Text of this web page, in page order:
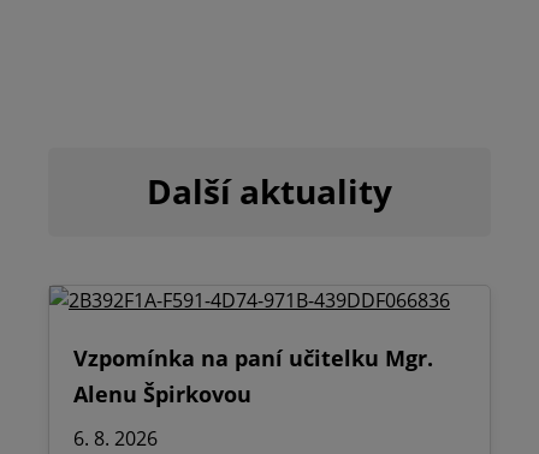
Další aktuality
Vzpomínka na paní učitelku Mgr.
Alenu Špirkovou
6. 8. 2026